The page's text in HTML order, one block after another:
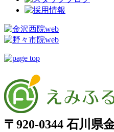
〒920-0344 石川県